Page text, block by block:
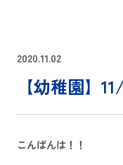
2020.11.02
【幼稚園】
こんばんは！！